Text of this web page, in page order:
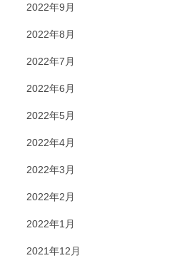
2022年9月
2022年8月
2022年7月
2022年6月
2022年5月
2022年4月
2022年3月
2022年2月
2022年1月
2021年12月